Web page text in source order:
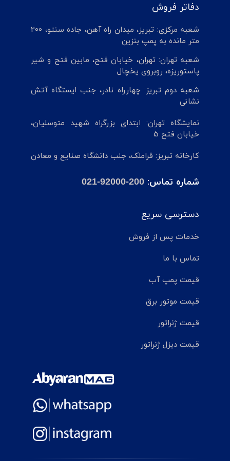
دفاتر فروش
شعبه مرکزی: تبریز، میدان راه آهن، جاده سنتو، 200
متر مانده به پمپ بنزین
شعبه تهران: تهران، خیابان فتح، مابین فتح و شیر
پاستوریزه، روبروی یخچال
شعبه دوم تبریز: چهارراه نادر، جنب ایستگاه آتش
نشانی
نمایشگاه تهران: ابتدای بزرگراه شهید متوسلیان،
خیابان فتح 5
کارخانه تبریز: قراملک، جنب دانشگاه صنایع و معادن
شماره تماس: 021-92000-200
دسترسی سریع
خدمات پس از فروش
تماس با ما
قیمت پمپ آب
قیمت موتور برق
قیمت ژنراتور
قیمت دیزل ژنراتور